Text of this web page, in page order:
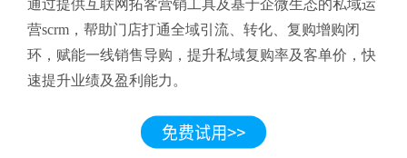
通过提供互联网拓客营销工具及基于企微生态的私域运
营scrm，帮助门店打通全域引流、转化、复购增购闭
环，赋能一线销售导购，提升私域复购率及客单价，快
速提升业绩及盈利能力。